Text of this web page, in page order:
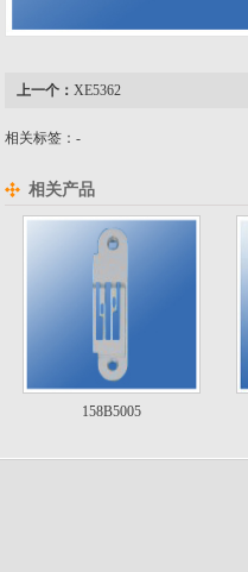
上一个： XE5362
相关标签：-
相关产品
158B5005